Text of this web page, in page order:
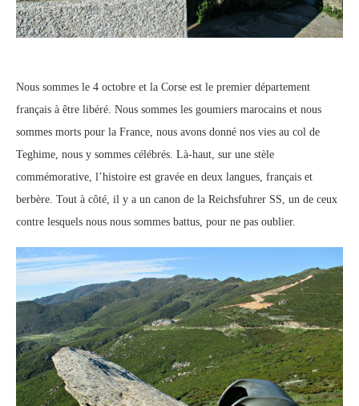
Nous sommes le 4 octobre et la Corse est le premier département
français à être libéré. Nous sommes les goumiers marocains et nous
sommes morts pour la France, nous avons donné nos vies au col de
Teghime, nous y sommes célébrés. Là-haut, sur une stèle
commémorative, l’histoire est gravée en deux langues, français et
berbère. Tout à côté, il y a un canon de la Reichsfuhrer SS, un de ceux
contre lesquels nous nous sommes battus, pour ne pas oublier.